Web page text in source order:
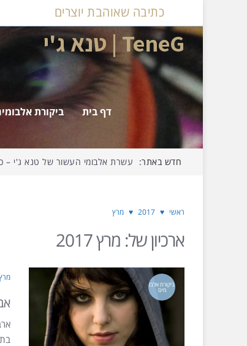
כתיבה שאוהבת יוצרים
TeneG | טנא ג'י
דף בית ביקורת
חדש באתר: עשרת אלבומי העשור של טנא ג'י –
ראשי ♥
2017
♥ מרץ
ארכיון של: מרץ 2017
ביקורת אלבו
מים
מרץ 31,